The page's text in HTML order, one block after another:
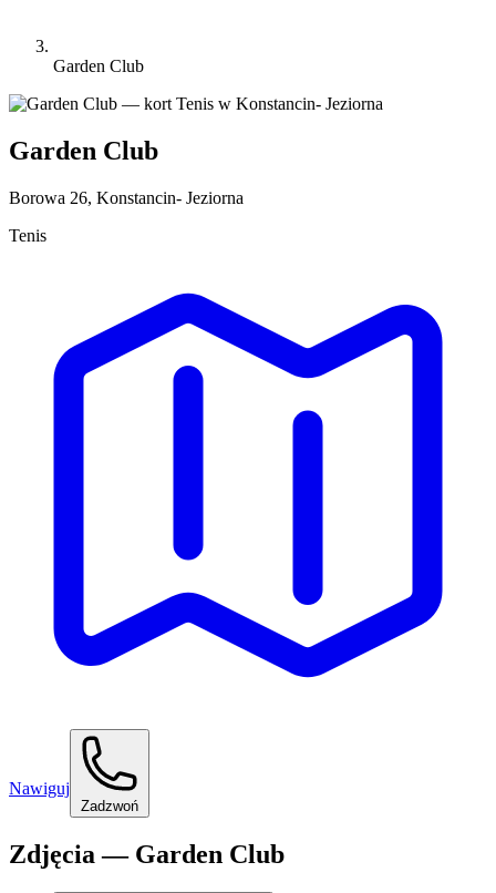
Garden Club
Garden Club
Borowa 26, Konstancin- Jeziorna
Tenis
Nawiguj
Zadzwoń
Zdjęcia — Garden Club